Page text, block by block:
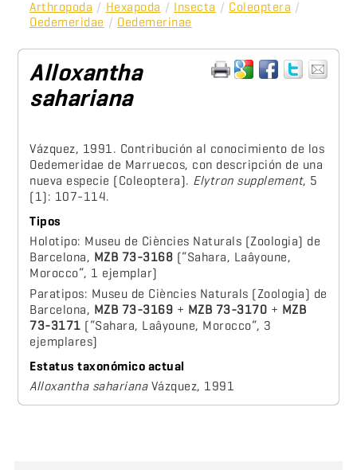
Arthropoda / Hexapoda / Insecta / Coleoptera /
Oedemeridae / Oedemerinae
Alloxantha
sahariana
Vázquez, 1991. Contribución al conocimiento de los
Oedemeridae de Marruecos, con descripción de una
nueva especie (Coleoptera). Elytron supplement, 5
(1): 107-114.
Tipos
Holotipo: Museu de Ciències Naturals (Zoologia) de
Barcelona, MZB 73-3168 (“Sahara, Laâyoune,
Morocco“, 1 ejemplar)
Paratipos: Museu de Ciències Naturals (Zoologia) de
Barcelona, MZB 73-3169 + MZB 73-3170 + MZB
73-3171 (“Sahara, Laâyoune, Morocco“, 3
ejemplares)
Estatus taxonómico actual
Alloxantha saharianaVázquez, 1991